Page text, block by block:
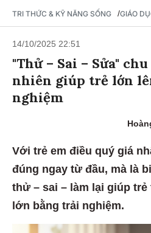
TRI THỨC & KỸ NĂNG SỐNG /GIÁO
14/10/2025 22:51
"Thử – Sai – Sửa"
nhiên giúp trẻ lớn
nghiệm
Với trẻ em điều quý giá
đúng ngay từ đầu, mà là
thử – sai – làm lại giúp
lớn bằng trải nghiệm.